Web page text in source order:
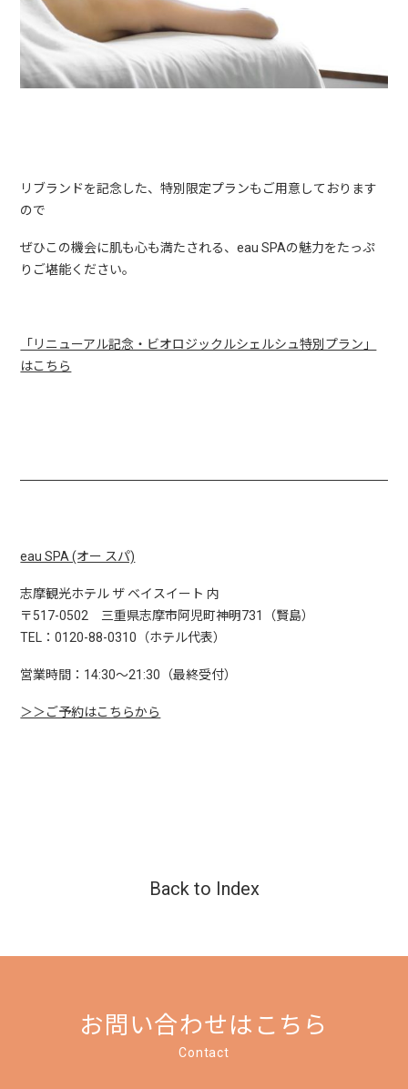
リブランドを記念した、特別限定プランもご用意しております
ので
ぜひこの機会に肌も心も満たされる、eau SPAの魅力をたっぷ
りご堪能ください。
「リニューアル記念・ビオロジックルシェルシュ特別プラン」
はこちら
eau SPA (オー スパ)
志摩観光ホテル ザ ベイスイート 内
〒517-0502 三重県志摩市阿児町神明731（賢島）
TEL：0120-88-0310（ホテル代表）
営業時間：14:30〜21:30（最終受付）
＞＞ご予約はこちらから
Back to Index
お問い合わせはこちら
Contact